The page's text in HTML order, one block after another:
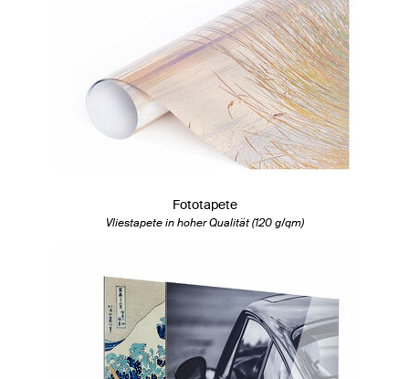
Fototapete
Vliestapete in hoher Qualität (120 g/qm)